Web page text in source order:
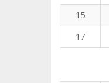
15
17